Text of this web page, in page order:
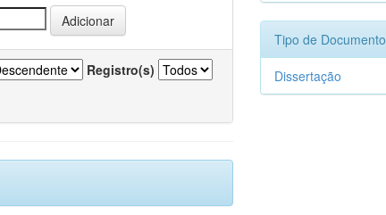
Registro(s)
Tipo de Documento
Dissertação